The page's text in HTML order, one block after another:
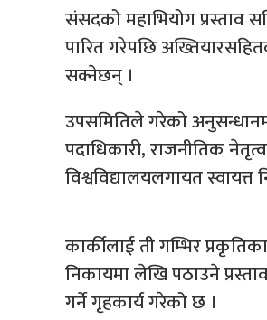
संसदको महाभियोग प्रस्ताव
पारित गरेपछि
सक्नेछन् ।
उपसमितिले गरेको
पदाधिकारी, राजनीतिक
विश्वविद्यालयलगायत
कार्कीलाई ती गम्भिर
निकायमा लेखि पठाउने
गर्ने गृहकार्य गरेको छ ।